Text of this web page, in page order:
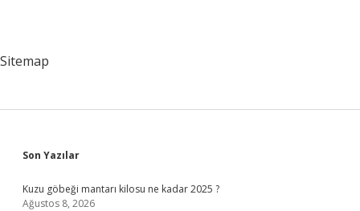
Sitemap
Sidebar
Son Yazılar
Kuzu göbeği mantarı kilosu ne kadar 2025 ?
Ağustos 8, 2026